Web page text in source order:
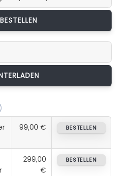
99,00 € BESTELLEN
299,00
€
BESTELLEN